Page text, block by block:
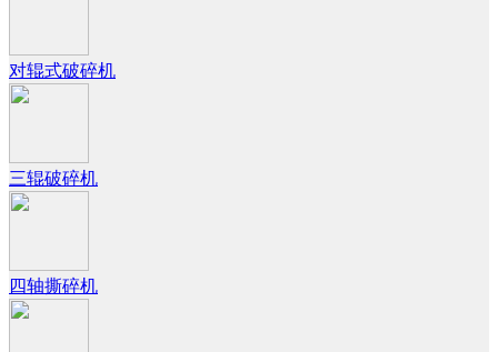
对辊式破碎机
三辊破碎机
四轴撕碎机